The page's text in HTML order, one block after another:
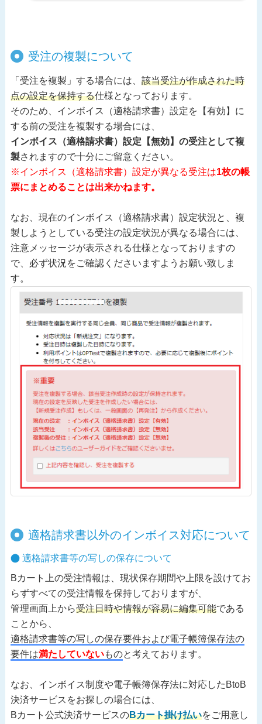
受注の複製について
「受注を複製」する場合には、 該当受注が作成された時
点の設定を保持する仕様となっております。
そのため、インボイス（適格請求書）設定を【有効】に
する前の受注を複製する場合には、
インボイス（適格請求書）設定【無効】の受注として複
製されますので十分にご留意ください。
※インボイス（適格請求書）設定が異なる受注は1枚の帳
票にまとめることは出来かねます。
なお、現在のインボイス（適格請求書）設定状況と、複
製しようとしている受注の設定状況が異なる場合には、
注意メッセージが表示される仕様となっておりますの
で、必ず状況をご確認くださいますようお願い致しま
す。
適格請求書以外のインボイス対応について
適格請求書等の写しの保存について
Bカート上の受注情報は、現状保存期間や上限を設けてお
らずすべての受注情報を保持しておりますが、
管理画面上から受注日時や情報が容易に編集可能である
ことから、
適格請求書等の写しの保存要件および電子帳簿保存法の
要件は満たしていないものと考えております。
なお、インボイス制度や電子帳簿保存法に対応したBtoB
決済サービスをお探しの場合には、
Bカート公式決済サービスのBカート掛け払いをご用意し